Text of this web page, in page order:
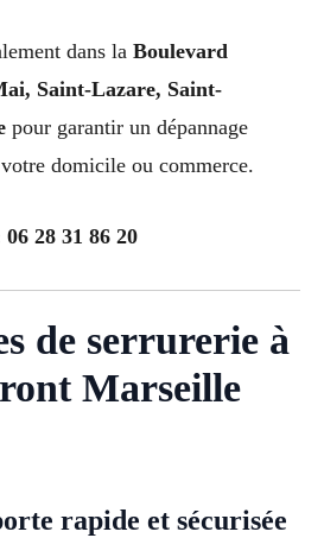
dans la Boulevard
Saint-Lazare, Saint-
pour garantir un dépannage
domicile ou commerce.
28 31 86 20
de serrurerie à
Marseille
rapide et sécurisée